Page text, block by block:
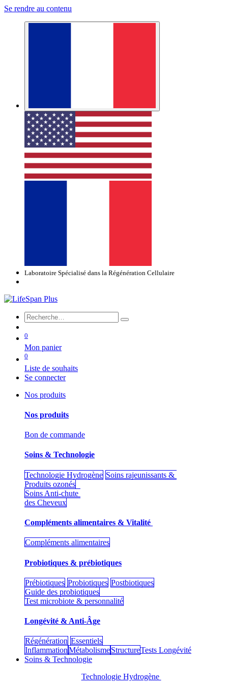
Se rendre au contenu
Laboratoire Spécialisé dans la Régénération Cellulaire
0
Mon panier
0
Liste de souhaits
Se connecter
Nos produits
Nos produits
Bon de commande
Soins & Technologie
Technologie Hydrogène Soins rajeunissants &
Produits ozonés
Soins Anti-chute
des Cheveux
Compléments alimentaires & Vitalité
Compléments alimentaires
Probiotiques & prébiotiques
Prébiotiques Probiotiques Postbiotiques
Guide des probiotiques
Test microbiote & personnalité
Longévité & Anti-Âge
Régénération Essentiels
InflammationMétabolismeStructureTests Longévité
Soins & Technologie
Technologie Hydrogène